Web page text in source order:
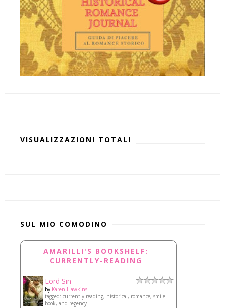
VISUALIZZAZIONI TOTALI
SUL MIO COMODINO
AMARILLI'S BOOKSHELF:
CURRENTLY-READING
Lord Sin
by Karen Hawkins
tagged: currently-reading, historical, romance, smile-
book, and regency